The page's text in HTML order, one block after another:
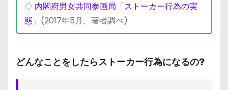
◇ 内閣府男女共同参画局「ストーカー行為の実
態」 (2017年5月、著者調べ)
どんなことをしたらストーカー行為になるの?